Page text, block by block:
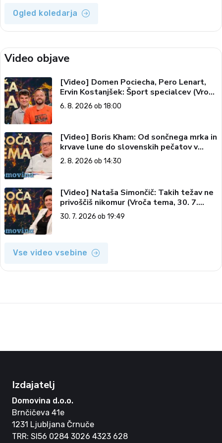
Ogled koledarja
Video objave
[Video] Domen Pociecha, Pero Lenart,
Ervin Kostanjšek: Šport specialcev (Vroča
tema, 6. 8. 2026)
6. 8. 2026 ob 18:00
[Video] Boris Kham: Od sončnega mrka in
krvave lune do slovenskih pečatov v
vesolju (Vroča tema, 2. 8. 2026)
2. 8. 2026 ob 14:30
[Video] Nataša Simončič: Takih težav ne
privoščiš nikomur (Vroča tema, 30. 7.
2026)
30. 7. 2026 ob 19:49
Vse video vsebine
Izdajatelj
Domovina d.o.o.
Brnčičeva 41e
1231 Ljubljana Črnuče
TRR: SI56 0284 3026 4323 628